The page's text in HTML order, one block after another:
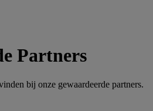
Partners
bij onze gewaardeerde partners.